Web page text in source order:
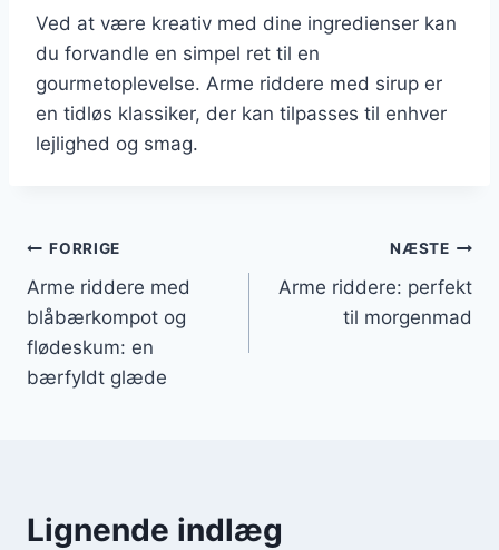
Ved at være kreativ med dine ingredienser kan
du forvandle en simpel ret til en
gourmetoplevelse. Arme riddere med sirup er
en tidløs klassiker, der kan tilpasses til enhver
lejlighed og smag.
Indlægsnavigation
FORRIGE
Arme riddere med
blåbærkompot og
flødeskum: en
bærfyldt glæde
NÆSTE
Arme riddere: perfekt
til morgenmad
Lignende indlæg